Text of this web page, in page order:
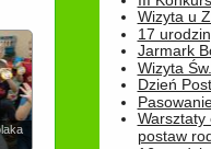
Wizyta u
17
Jarmark
Wizyta
Dzień
Warsztaty
postaw